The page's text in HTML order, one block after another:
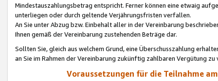
Mindestauszahlungsbetrag entspricht. Ferner können eine etwaig
unterliegen oder durch geltende Verjährungsfristen verfallen.
An Sie unter Abzug bzw. Einbehalt aller in der Vereinbarung
Ihnen gemäß der Vereinbarung zustehenden Beträge dar.
Sollten Sie, gleich aus welchem Grund, eine Überschusszahlung
an Sie im Rahmen der Vereinbarung zukünftig zahlbaren Vergütung zu
Voraussetzungen für die Teilnahme